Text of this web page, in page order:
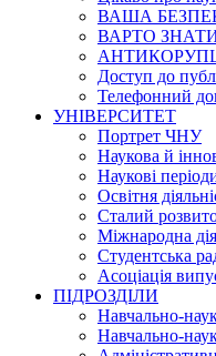
ВАША
ВАРТО
Доступ до
Телефонний
УНІВЕРСИТЕТ
Портрет ЧНУ
Наукова й
Наукові
Освітня
Сталий
Міжнародна
Студентська
Асоціація
ПІДРОЗДІЛИ
Навчально-
Навчально-